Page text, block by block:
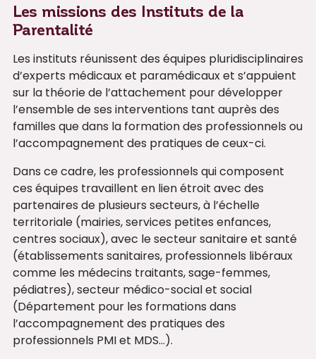
Les missions des Instituts de la
Parentalité
Les instituts réunissent des équipes pluridisciplinaires
d’experts médicaux et paramédicaux et s’appuient
sur la théorie de l’attachement pour développer
l’ensemble de ses interventions tant auprès des
familles que dans la formation des professionnels ou
l’accompagnement des pratiques de ceux-ci.
Dans ce cadre, les professionnels qui composent
ces équipes travaillent en lien étroit avec des
partenaires de plusieurs secteurs, à l’échelle
territoriale (mairies, services petites enfances,
centres sociaux), avec le secteur sanitaire et santé
(établissements sanitaires, professionnels libéraux
comme les médecins traitants, sage-femmes,
pédiatres), secteur médico-social et social
(Département pour les formations dans
l’accompagnement des pratiques des
professionnels PMI et MDS…).